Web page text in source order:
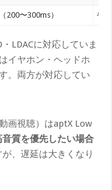
200〜300ms） や
LDACに対応していま
イヤホン・ヘッドホ
。両方が対応してい
画視聴）はaptX Low
音質を優先したい場合
が、遅延は大きくなり